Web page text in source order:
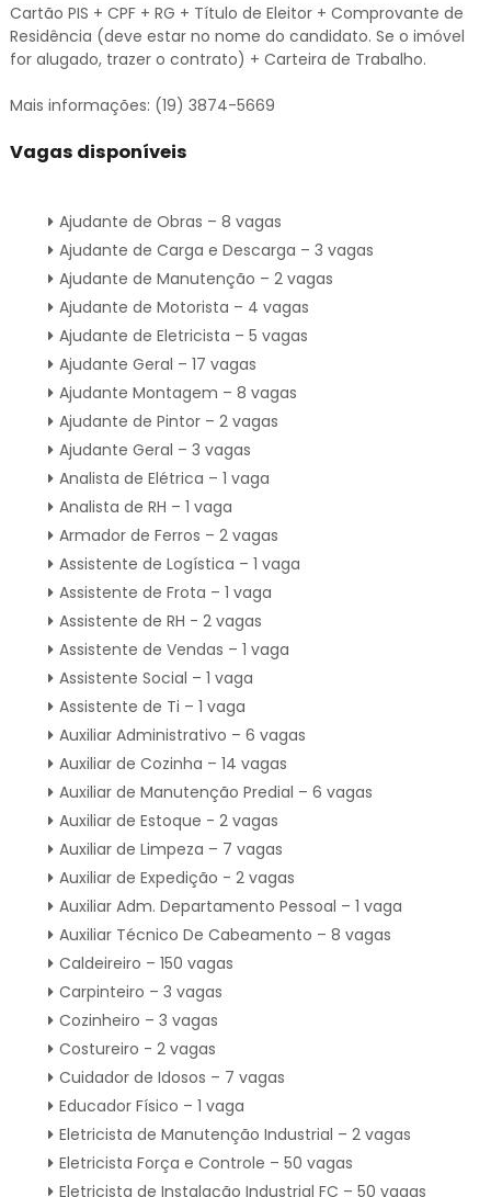
Cartão PIS + CPF + RG + Título de Eleitor + Comprovante de
Residência (deve estar no nome do candidato. Se o imóvel
for alugado, trazer o contrato) + Carteira de Trabalho.
Mais informações: (19) 3874-5669
Vagas disponíveis
Ajudante de Obras – 8 vagas
Ajudante de Carga e Descarga – 3 vagas
Ajudante de Manutenção – 2 vagas
Ajudante de Motorista – 4 vagas
Ajudante de Eletricista – 5 vagas
Ajudante Geral – 17 vagas
Ajudante Montagem – 8 vagas
Ajudante de Pintor – 2 vagas
Ajudante Geral – 3 vagas
Analista de Elétrica – 1 vaga
Analista de RH – 1 vaga
Armador de Ferros – 2 vagas
Assistente de Logística – 1 vaga
Assistente de Frota – 1 vaga
Assistente de RH - 2 vagas
Assistente de Vendas – 1 vaga
Assistente Social – 1 vaga
Assistente de Ti – 1 vaga
Auxiliar Administrativo – 6 vagas
Auxiliar de Cozinha – 14 vagas
Auxiliar de Manutenção Predial – 6 vagas
Auxiliar de Estoque - 2 vagas
Auxiliar de Limpeza – 7 vagas
Auxiliar de Expedição - 2 vagas
Auxiliar Adm. Departamento Pessoal – 1 vaga
Auxiliar Técnico De Cabeamento – 8 vagas
Caldeireiro – 150 vagas
Carpinteiro – 3 vagas
Cozinheiro – 3 vagas
Costureiro - 2 vagas
Cuidador de Idosos – 7 vagas
Educador Físico – 1 vaga
Eletricista de Manutenção Industrial – 2 vagas
Eletricista Força e Controle – 50 vagas
Eletricista de Instalação Industrial FC – 50 vagas